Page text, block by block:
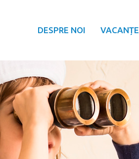
DESPRE NOI VACANȚE